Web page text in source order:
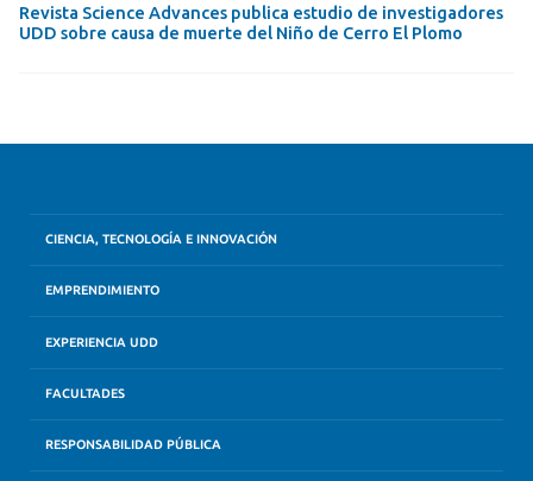
Revista Science Advances publica estudio de investigadores
UDD sobre causa de muerte del Niño de Cerro El Plomo
CIENCIA, TECNOLOGÍA E INNOVACIÓN
EMPRENDIMIENTO
EXPERIENCIA UDD
FACULTADES
RESPONSABILIDAD PÚBLICA